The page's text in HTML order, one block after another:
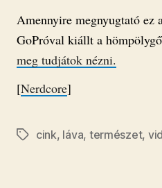
Amennyire megnyugtató ez
GoPróval kiállt a
meg tudjátok nézni.
[Nerdcore]
Címkék
cink, láva, természet,